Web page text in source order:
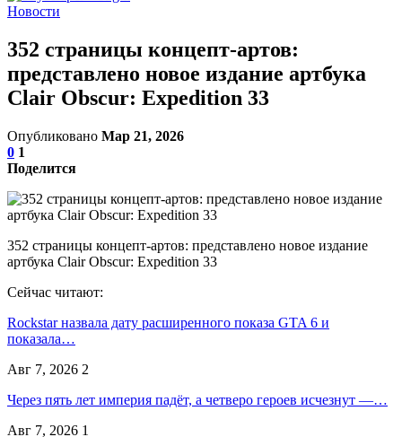
Новости
352 страницы концепт-артов:
представлено новое издание артбука
Clair Obscur: Expedition 33
Опубликовано Мар 21, 2026
0 1
Поделится
352 страницы концепт-артов: представлено новое издание
артбука Clair Obscur: Expedition 33
Сейчас читают:
Rockstar назвала дату расширенного показа GTA 6 и
показала…
Авг 7, 2026 2
Через пять лет империя падёт, а четверо героев исчезнут —…
Авг 7, 2026 1